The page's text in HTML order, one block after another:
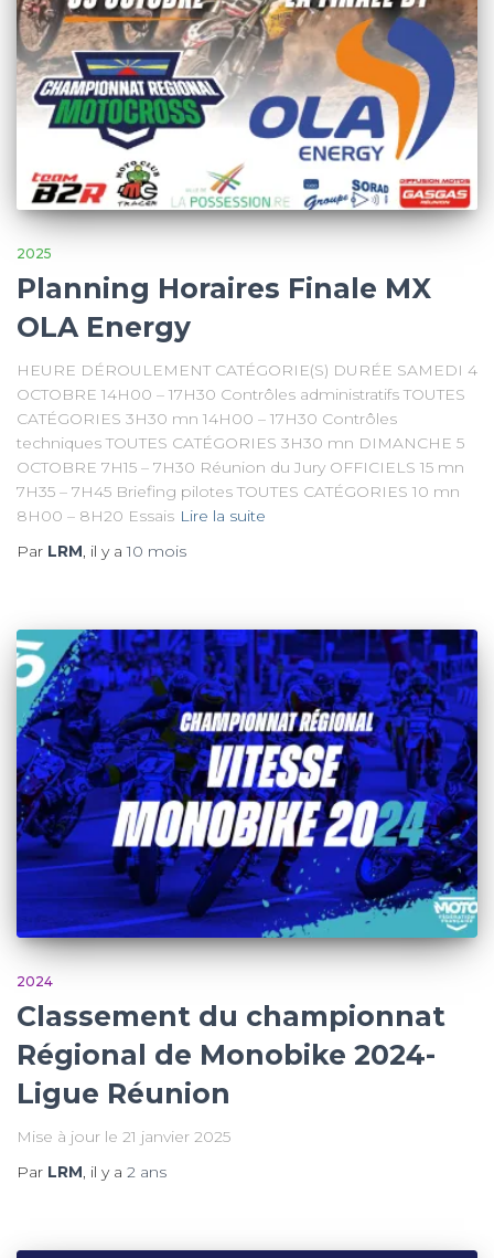
2025
Planning Horaires Finale MX
OLA Energy
HEURE DÉROULEMENT CATÉGORIE(S) DURÉE SAMEDI 4
OCTOBRE 14H00 – 17H30 Contrôles administratifs TOUTES
CATÉGORIES 3H30 mn 14H00 – 17H30 Contrôles
techniques TOUTES CATÉGORIES 3H30 mn DIMANCHE 5
OCTOBRE 7H15 – 7H30 Réunion du Jury OFFICIELS 15 mn
7H35 – 7H45 Briefing pilotes TOUTES CATÉGORIES 10 mn
8H00 – 8H20 Essais Lire la suite
Par LRM, il y a10 mois
2024
Classement du championnat
Régional de Monobike 2024-
Ligue Réunion
Mise à jour le 21 janvier 2025
Par LRM , il y a 2 ans